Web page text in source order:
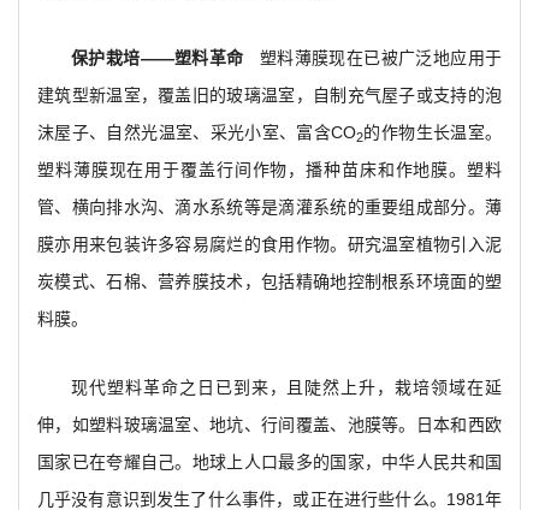
保护栽培——塑料革命
塑料薄膜现在已被广泛地应用于
建筑型新温室，覆盖旧的玻璃温室，自制充气屋子或支持的泡
沫屋子、自然光温室、采光小室、富含CO2的作物生长温室。
塑料薄膜现在用于覆盖行间作物，播种苗床和作地膜。塑料
管、横向排水沟、滴水系统等是滴灌系统的重要组成部分。薄
膜亦用来包装许多容易腐烂的食用作物。研究温室植物引入泥
炭模式、石棉、营养膜技术，包括精确地控制根系环境面的塑
料膜。
现代塑料革命之日已到来，且陡然上升，栽培领域在延
伸，如塑料玻璃温室、地坑、行间覆盖、池膜等。日本和西欧
国家已在夸耀自己。地球上人口最多的国家，中华人民共和国
几乎没有意识到发生了什么事件，或正在进行些什么。1981年